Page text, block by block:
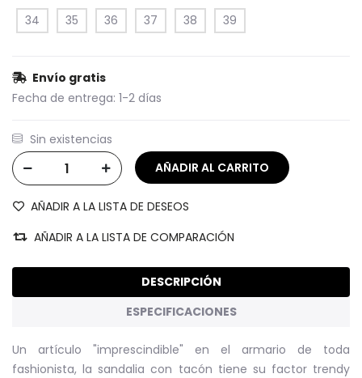
34 35 36 37 38 39
Envío gratis
Fecha de entrega: 1-2 días
Sin existencias
AÑADIR A LA LISTA DE DESEOS
AÑADIR A LA LISTA DE COMPARACIÓN
DESCRIPCIÓN
ESPECIFICACIONES
Un artículo "imprescindible" en el armario de toda
fashionista, la sandalia con tacón tiene su factor trendy